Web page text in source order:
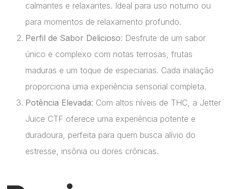
calmantes e relaxantes. Ideal para uso noturno ou
para momentos de relaxamento profundo.
Perfil de Sabor Delicioso: Desfrute de um sabor
único e complexo com notas terrosas, frutas
maduras e um toque de especiarias. Cada inalação
proporciona uma experiência sensorial completa.
Potência Elevada: Com altos níveis de THC, a Jetter
Juice CTF oferece uma experiência potente e
duradoura, perfeita para quem busca alívio do
estresse, insônia ou dores crônicas.